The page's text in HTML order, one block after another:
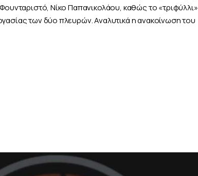
Νίκο Παπανικολάου, καθώς το «τριφύλλι»
των δύο πλευρών. Αναλυτικά η ανακοίνωση του